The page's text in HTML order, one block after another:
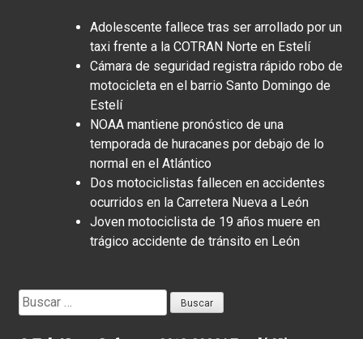
Adolescente fallece tras ser arrollado por un
taxi frente a la COTRAN Norte en Estelí
Cámara de seguridad registra rápido robo de
motocicleta en el barrio Santo Domingo de
Estelí
NOAA mantiene pronóstico de una
temporada de huracanes por debajo de lo
normal en el Atlántico
Dos motociclistas fallecen en accidentes
ocurridos en la Carretera Nueva a León
Joven motociclista de 19 años muere en
trágico accidente de tránsito en León
Buscar: